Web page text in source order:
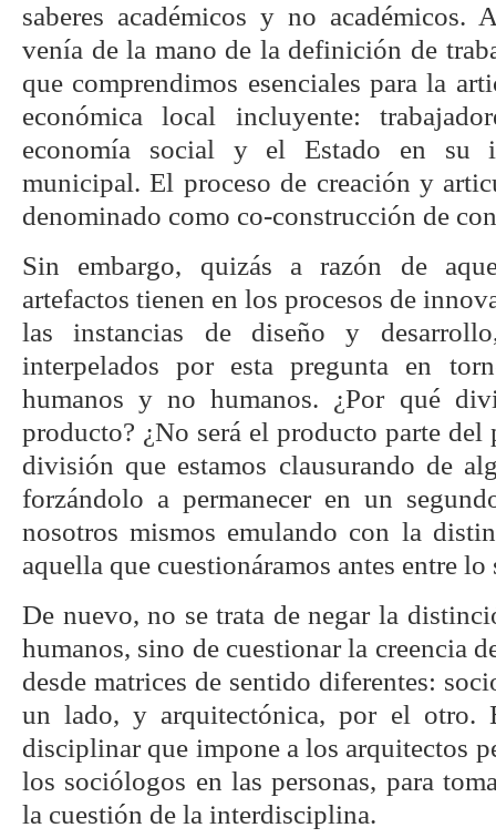
saberes académicos y no académicos.
venía de la mano de la definición de
que comprendimos esenciales para la
económica local incluyente:
economía social y el Estado en su
municipal. El proceso de creación y
denominado como co-construcción de
Sin embargo, quizás a razón de
artefactos tienen en los procesos de
las instancias de diseño y
interpelados por esta pregunta en
humanos y no humanos. ¿Por qué
producto? ¿No será el producto parte del
división que estamos clausurando de
forzándolo a permanecer en un
nosotros mismos emulando con la
aquella que cuestionáramos antes entre
De nuevo, no se trata de negar la
humanos, sino de cuestionar la creencia
desde matrices de sentido diferentes:
un lado, y arquitectónica, por el otro.
disciplinar que impone a los arquitectos
los sociólogos en las personas, para
la cuestión de la interdisciplina.